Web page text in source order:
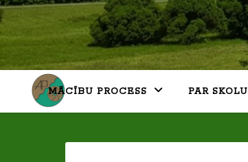
MĀCĪBU PROCESS PAR SKOLU